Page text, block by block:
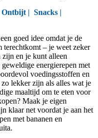
Ontbijt | Snacks |
goed idee omdat je de
– je weet zeker
zijn en je kunt alleen
energierepen met
voedingsstoffen en
lekker zijn als alles wat je
maaltijd om te eten voor
Maak je eigen
klaar net voordat je aan het
met bananen en